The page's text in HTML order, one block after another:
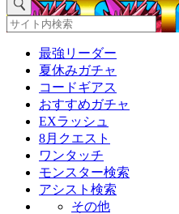
最強リーダー
夏休みガチャ
コードギアス
おすすめガチャ
EXラッシュ
8月クエスト
ワンタッチ
モンスター検索
アシスト検索
その他